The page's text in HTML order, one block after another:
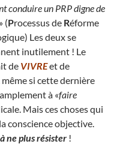
conduire un PRP digne de
» (Processus de Réforme
Les deux se
inutilement ! Le
de VIVREet de
si cette dernière
à «faire
Mais ces choses qui
conscience objective.
à ne plus résister !